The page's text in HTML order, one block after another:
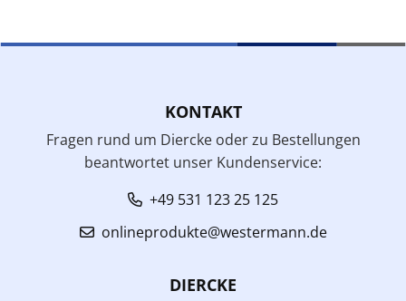
KONTAKT
Fragen rund um Diercke oder zu Bestellungen
beantwortet unser Kundenservice:
+49 531 123 25 125
onlineprodukte@westermann.de
DIERCKE